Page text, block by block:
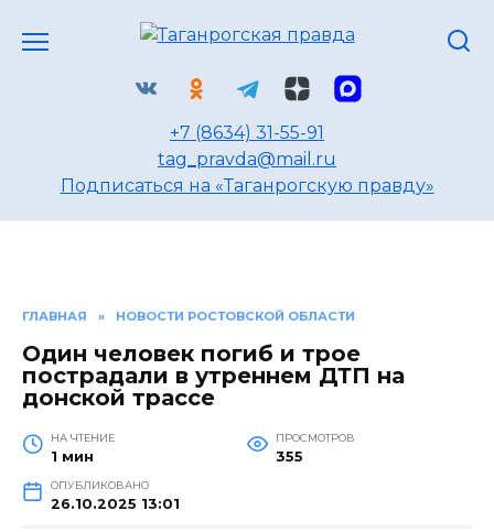
+7 (8634) 31-55-91
tag_pravda@mail.ru
Подписаться на «Таганрогскую правду»
ГЛАВНАЯ » НОВОСТИ РОСТОВСКОЙ ОБЛАСТИ
Один человек погиб и трое
пострадали в утреннем ДТП на
донской трассе
НА ЧТЕНИЕ
1 мин
ПРОСМОТРОВ
355
ОПУБЛИКОВАНО
26.10.2025 13:01